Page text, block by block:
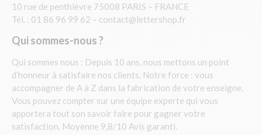
10 rue de penthièvre 75008 PARIS – FRANCE
Tél. : 01 86 96 99 62 – contact@lettershop.fr
Qui sommes-nous ?
Qui sommes nous : Depuis 10 ans, nous mettons un point
d’honneur à satisfaire nos clients. Notre force : vous
accompagner de A à Z dans la fabrication de votre enseigne.
Vous pouvez compter sur une équipe experte qui vous
apportera tout son savoir faire pour gagner votre
satisfaction. Moyenne 9,8/10 Avis garanti.